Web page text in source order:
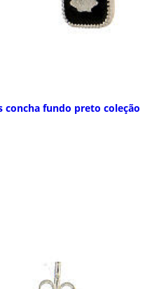
concha fundo preto coleção